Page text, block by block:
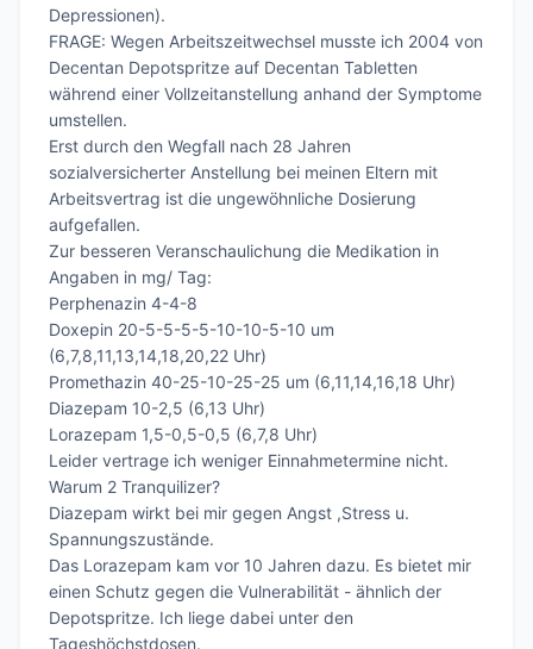
Depressionen).
FRAGE: Wegen Arbeitszeitwechsel musste ich 2004 von
Decentan Depotspritze auf Decentan Tabletten
während einer Vollzeitanstellung anhand der Symptome
umstellen.
Erst durch den Wegfall nach 28 Jahren
sozialversicherter Anstellung bei meinen Eltern mit
Arbeitsvertrag ist die ungewöhnliche Dosierung
aufgefallen.
Zur besseren Veranschaulichung die Medikation in
Angaben in mg/ Tag:
Perphenazin 4-4-8
Doxepin 20-5-5-5-5-10-10-5-10 um
(6,7,8,11,13,14,18,20,22 Uhr)
Promethazin 40-25-10-25-25 um (6,11,14,16,18 Uhr)
Diazepam 10-2,5 (6,13 Uhr)
Lorazepam 1,5-0,5-0,5 (6,7,8 Uhr)
Leider vertrage ich weniger Einnahmetermine nicht.
Warum 2 Tranquilizer?
Diazepam wirkt bei mir gegen Angst ,Stress u.
Spannungszustände.
Das Lorazepam kam vor 10 Jahren dazu. Es bietet mir
einen Schutz gegen die Vulnerabilität - ähnlich der
Depotspritze. Ich liege dabei unter den
Tageshöchstdosen.